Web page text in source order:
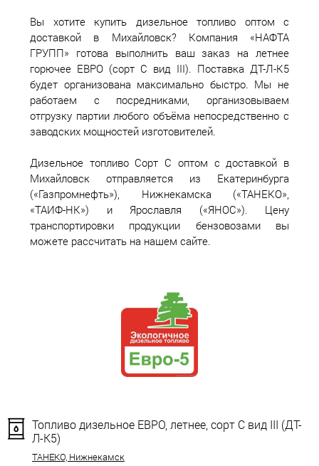
Вы хотите купить дизельное топливо оптом с
доставкой в Михайловск? Компания «НАФТА
ГРУПП» готова выполнить ваш заказ на летнее
горючее ЕВРО (сорт С вид III). Поставка ДТ-Л-К5
будет организована максимально быстро. Мы не
работаем с посредниками, организовываем
отгрузку партии любого объёма непосредственно с
заводских мощностей изготовителей.
Дизельное топливо Сорт С оптом с доставкой в
Михайловск отправляется из Екатеринбурга
(«Газпромнефть»), Нижнекамска («ТАНЕКО»,
«ТАИФ-НК») и Ярославля («ЯНОС»). Цену
транспортировки продукции бензовозами вы
можете рассчитать на нашем сайте.
Топливо дизельное ЕВРО, летнее, сорт С вид III (ДТ-
Л-К5)
ТАНЕКО, Нижнекамск